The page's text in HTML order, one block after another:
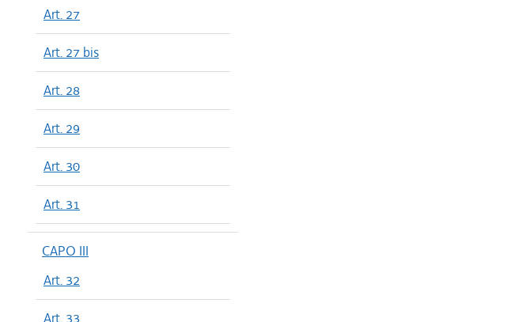
Art. 27
Art. 27 bis
Art. 28
Art. 29
Art. 30
Art. 31
CAPO III
Art. 32
Art. 33